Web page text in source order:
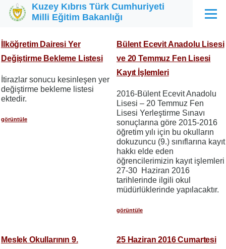
Ana içeriğe atla
Kuzey Kıbrıs Türk Cumhuriyeti
Milli Eğitim Bakanlığı
Menü
İlköğretim Dairesi Yer
Değiştirme Bekleme Listesi
İtirazlar sonucu kesinleşen yer
değiştirme bekleme listesi
ektedir.
görüntüle
Bülent Ecevit Anadolu Lisesi
ve 20 Temmuz Fen Lisesi
Kayıt İşlemleri
2016-Bülent Ecevit Anadolu
Lisesi – 20 Temmuz Fen
Lisesi Yerleştirme Sınavı
sonuçlarına göre 2015-2016
öğretim yılı için bu okulların
dokuzuncu (9.) sınıflarına kayıt
hakkı elde eden
öğrencilerimizin kayıt işlemleri
27-30 Haziran 2016
tarihlerinde ilgili okul
müdürlüklerinde yapılacaktır.
görüntüle
Meslek Okullarının 9.
25 Haziran 2016 Cumartesi